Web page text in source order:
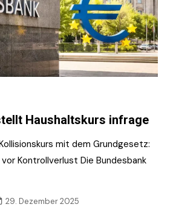
Haushaltskurs infrage
mit dem Grundgesetz:
Kontrollverlust Die Bundesbank
29. Dezember 2025